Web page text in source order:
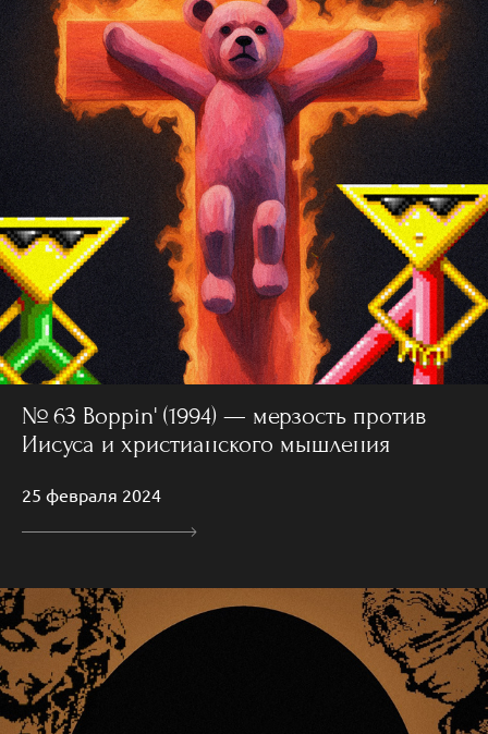
№ 63 Boppin' (1994) — мерзость против
Иисуса и христианского мышления
25 февраля 2024